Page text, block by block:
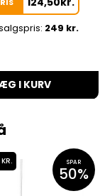
249 kr.
I KURV
SPAR
50%